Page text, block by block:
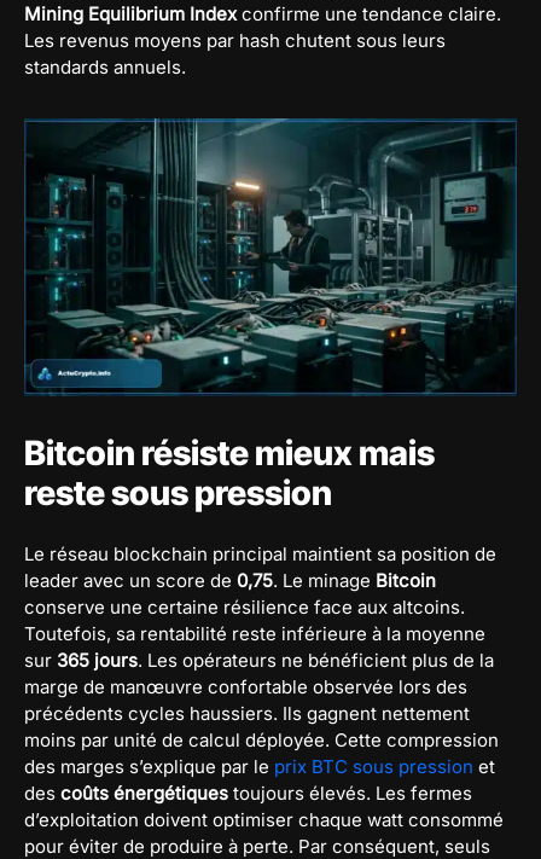
Mining Equilibrium Indexconfirme une tendance claire.
Les revenus moyens par hash chutent sous leurs
standards annuels.
Bitcoin résiste mieux mais
reste sous pression
Le réseau blockchain principal maintient sa position de
leader avec un score de 0,75. Le minage Bitcoin
conserve une certaine résilience face aux altcoins.
Toutefois, sa rentabilité reste inférieure à la moyenne
sur 365 jours. Les opérateurs ne bénéficient plus de la
marge de manœuvre confortable observée lors des
précédents cycles haussiers. Ils gagnent nettement
moins par unité de calcul déployée. Cette compression
des marges s’explique par le prix BTC sous pression et
des coûts énergétiques toujours élevés. Les fermes
d’exploitation doivent optimiser chaque watt consommé
pour éviter de produire à perte. Par conséquent, seuls